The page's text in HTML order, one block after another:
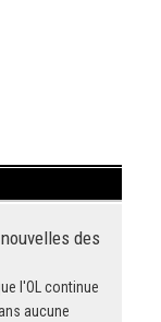
des
l'OL continue
aucune